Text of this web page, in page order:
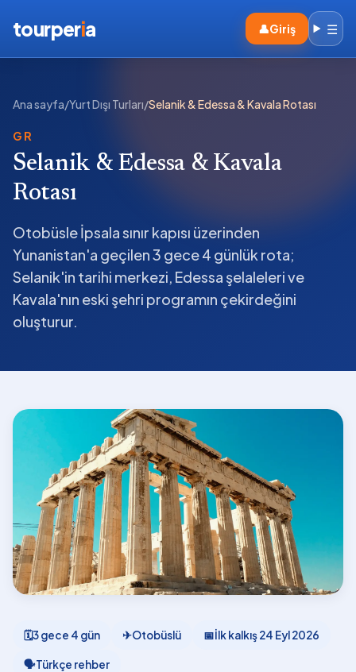
tourperia 👤Giriş ☰
Ana sayfa/Yurt Dışı Turları/Selanik & Edessa & Kavala Rotası
GR
Selanik & Edessa & Kavala
Rotası
Otobüsle İpsala sınır kapısı üzerinden
Yunanistan'a geçilen 3 gece 4 günlük rota;
Selanik'in tarihi merkezi, Edessa şelaleleri ve
Kavala'nın eski şehri programın çekirdeğini
oluşturur.
🗓3 gece 4 gün ✈Otobüslü 📅İlk kalkış24 Eyl 2026
🗣Türkçe rehber